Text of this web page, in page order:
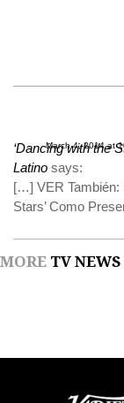
‘Dancing with the
Latino says:
March 4, 2014 at
[…] VER También:
Stars’ Como
MORE TV NEWS